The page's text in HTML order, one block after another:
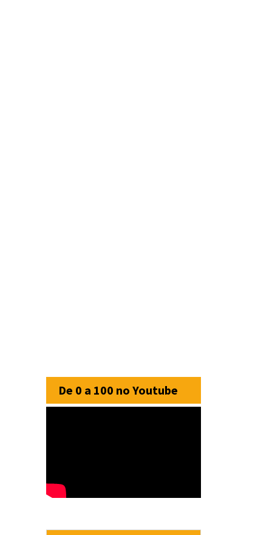
De 0 a 100 no Youtube